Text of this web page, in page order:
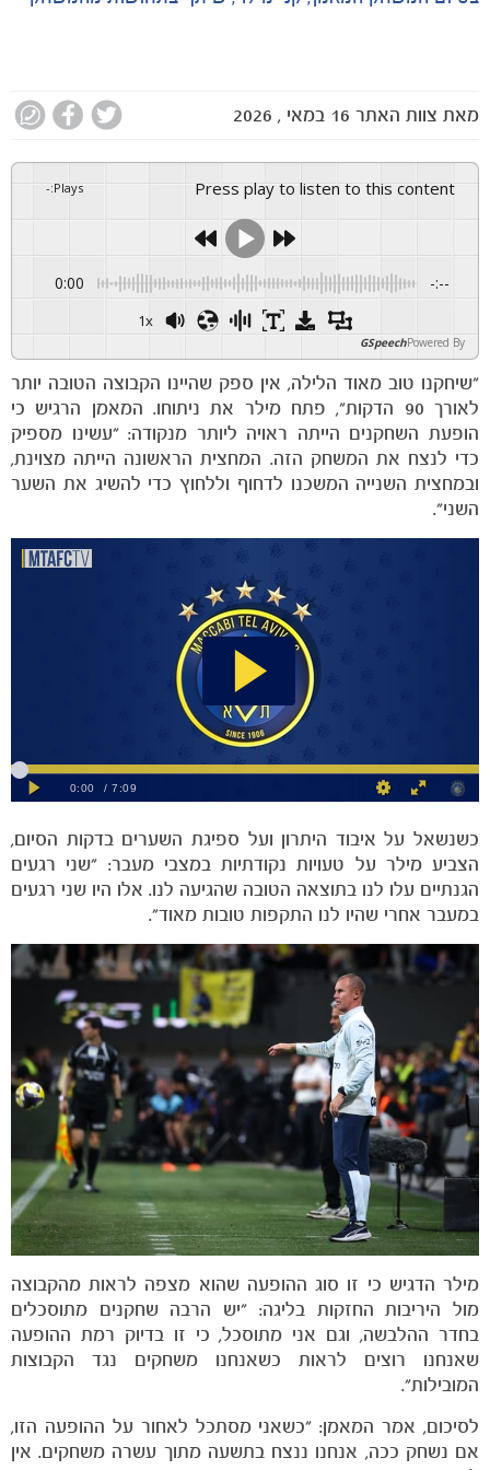
משחקים
ותוצאות
מאת צוות האתר 16 במאי , 2026
Press play to listen to this content
Plays
:
-
0:00 -:--
1x
Powered By
GSpeech
"שיחקנו טוב מאוד הלילה, אין ספק שהיינו הקבוצה הטובה יותר
לאורך 90 הדקות", פתח מילר את ניתוחו. המאמן הרגיש כי
הופעת השחקנים הייתה ראויה ליותר מנקודה: "עשינו מספיק
כדי לנצח את המשחק הזה. המחצית הראשונה הייתה מצוינת,
ובמחצית השנייה המשכנו לדחוף וללחוץ כדי להשיג את השער
השני".
כשנשאל על איבוד היתרון ועל ספיגת השערים בדקות הסיום,
הצביע מילר על טעויות נקודתיות במצבי מעבר: "שני רגעים
הגנתיים עלו לנו בתוצאה הטובה שהגיעה לנו. אלו היו שני רגעים
במעבר אחרי שהיו לנו התקפות טובות מאוד".
מילר הדגיש כי זו סוג ההופעה שהוא מצפה לראות מהקבוצה
מול היריבות החזקות בליגה: "יש הרבה שחקנים מתוסכלים
בחדר ההלבשה, וגם אני מתוסכל, כי זו בדיוק רמת ההופעה
שאנחנו רוצים לראות כשאנחנו משחקים נגד הקבוצות
המובילות".
לסיכום, אמר המאמן: "כשאני מסתכל לאחור על ההופעה הזו,
אם נשחק ככה, אנחנו ננצח בתשעה מתוך עשרה משחקים. אין